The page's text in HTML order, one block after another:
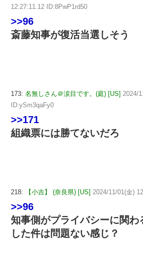
12:27:11.12 ID:8PwP1rd50
>>96
斎藤知事が復活当選しそう
173: 名無しさん＠涙目です。(庭) [US] 2024/
ID:ySm3qaFy0
>>171
組織票には勝てないだろ
218: 【小吉】 (奈良県) [US] 2024/11/01(金)
>>96
知事側がプライバシーに関わ
した件は問題ない感じ？